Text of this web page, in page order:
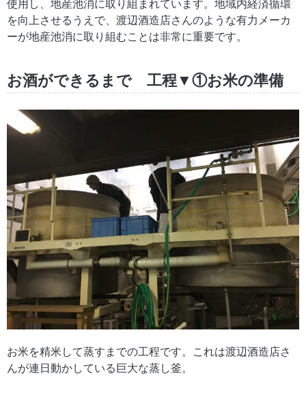
使用し、地産池消に取り組まれています。地域内経済循環
を向上させるうえで、渡辺酒造店さんのような有力メーカ
ーが地産池消に取り組むことは非常に重要です。
お酒ができるまで 工程▼①お米の準備
お米を精米して蒸すまでの工程です。これは渡辺酒造店さ
んが連日動かしている巨大な蒸し釜。